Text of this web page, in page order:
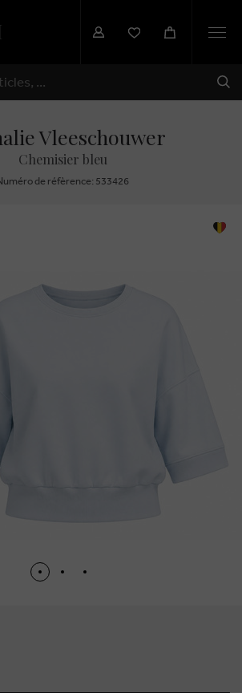
Vleeschouwer
Chemisier bleu
de réfèrence: 533426